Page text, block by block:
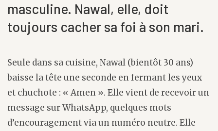
masculine. Nawal, elle, doit
toujours cacher sa foi à son mari.
Seule dans sa cuisine, Nawal (bientôt 30 ans)
baisse la tête une seconde en fermant les yeux
et chuchote : « Amen ». Elle vient de recevoir un
message sur WhatsApp, quelques mots
d’encouragement via un numéro neutre. Elle